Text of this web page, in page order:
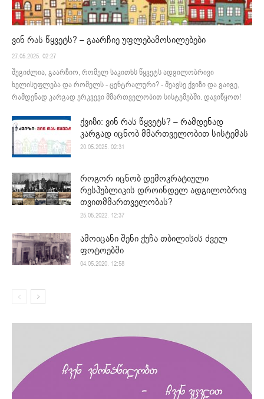
ვინ რას წყვეტს? – გაარჩიე უფლებამოსილებები
27.05.2025. 02:27
შეგიძლია, გაარჩიო, რომელ საკითხს წყვეტს ადგილობრივი
ხელისუფლება და რომელს - ცენტრალური? - შეავსე ქვიზი და გაიგე,
რამდენად კარგად ერკვევი მმართველობით სისტემებში. დავიწყოთ!
ქვიზი: ვინ რას წყვეტს? – რამდენად
კარგად იცნობ მმართველობით სისტემას
20.05.2025. 02:31
როგორ იცნობ დემოკრატიული
რესპუბლიკის დროინდელ ადგილობრივ
თვითმმართველობას?
25.05.2022. 12:37
ამოიცანი შენი ქუჩა თბილისის ძველ
ფოტოებში
04.05.2020. 12:58